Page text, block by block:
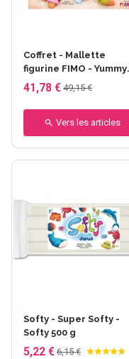
Coffret - Mallette
figurine FIMO - Yummy
Family
41,78 € 49,15 €
Vers les articles
Softy - Super Softy -
Softy 500 g
5,22 € 6,15 €